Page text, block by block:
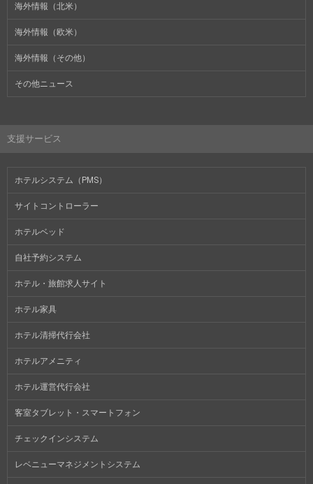
海外情報（北米）
海外情報（欧米）
海外情報（その他）
その他ニュース
支援サービス
ホテルシステム（PMS）
サイトコントローラー
ホテルベッド
自社予約システム
ホテル・旅館求人サイト
ホテル家具
ホテル清掃代行会社
ホテルアメニティ
ホテル運営代行会社
客室タブレット・スマートフォン
チェックインシステム
レベニューマネジメントシステム